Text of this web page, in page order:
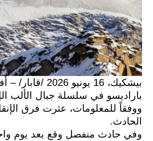
باراديسو في سلسلة جبال الألب
الحادث.
وفي حادث منفصل وقع بعد يوم